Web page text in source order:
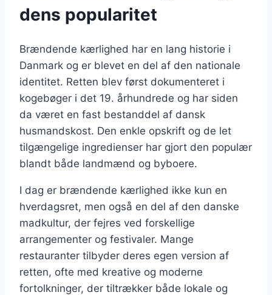
dens popularitet
Brændende kærlighed har en lang historie i
Danmark og er blevet en del af den nationale
identitet. Retten blev først dokumenteret i
kogebøger i det 19. århundrede og har siden
da været en fast bestanddel af dansk
husmandskost. Den enkle opskrift og de let
tilgængelige ingredienser har gjort den populær
blandt både landmænd og byboere.
I dag er brændende kærlighed ikke kun en
hverdagsret, men også en del af den danske
madkultur, der fejres ved forskellige
arrangementer og festivaler. Mange
restauranter tilbyder deres egen version af
retten, ofte med kreative og moderne
fortolkninger, der tiltrækker både lokale og